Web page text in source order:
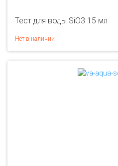
Тест для воды SiO3 15 мл
Нет в наличии